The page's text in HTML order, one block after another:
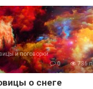
и поговорки
0
736
о снеге